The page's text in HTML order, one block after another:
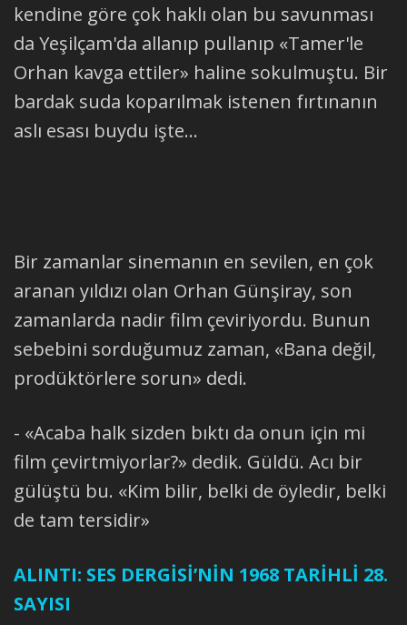
kendine göre çok haklı olan bu savunması
da Yeşilçam'da allanıp pullanıp «Tamer'le
Orhan kavga ettiler» haline sokulmuştu. Bir
bardak suda koparılmak istenen fırtınanın
aslı esası buydu işte...
Bir zamanlar sinemanın en sevilen, en çok
aranan yıldızı olan Orhan Günşiray, son
zamanlarda nadir film çeviriyordu. Bunun
sebebini sorduğumuz zaman, «Bana değil,
prodüktörlere sorun» dedi.
- «Acaba halk sizden bıktı da onun için mi
film çevirtmiyorlar?» dedik. Güldü. Acı bir
gülüştü bu. «Kim bilir, belki de öyledir, belki
de tam tersidir»
ALINTI: SES DERGİSİ’NİN 1968 TARİHLİ 28.
SAYISI